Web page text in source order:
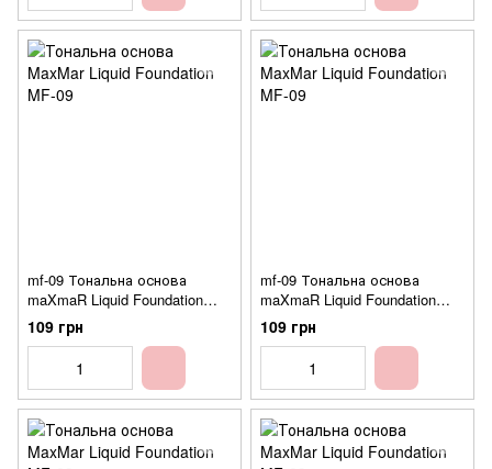
mf-09 Тональна основа
maXmaR Liquid Foundation
(туб. 60мл.) №05
109 грн
mf-09 Тональна основа
maXmaR Liquid Foundation
(туб. 60мл.) №06
109 грн